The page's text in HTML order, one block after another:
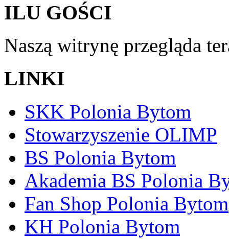
ILU GOŚCI
Naszą witrynę przegląda
LINKI
SKK Polonia Bytom
Stowarzyszenie OLIMP
BS Polonia Bytom
Akademia BS Polonia
Fan Shop Polonia Bytom
KH Polonia Bytom